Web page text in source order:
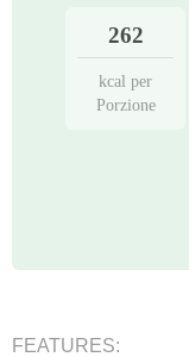
262
kcal per
Porzione
FEATURES: